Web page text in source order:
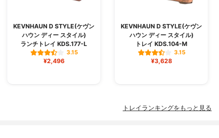
KEVNHAUN D STYLE(ケヴン
ハウン ディー スタイル)
ランチトレイ KDS.177-L
3.15
¥2,496
KEVNHAUN D STYLE(ケヴン
ハウン ディー スタイル)
トレイ KDS.104-M
3.15
¥3,628
トレイランキングをもっと見る